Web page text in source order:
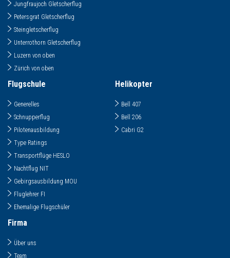
Jungfraujoch Gletscherflug
Petersgrat Gletscherflug
Steingletscherflug
Unterrothorn Gletscherflug
Luzern von oben
Zürich von oben
Flugschule
Generelles
Schnupperflug
Pilotenausbildung
Type Ratings
Transportflüge HESLO
Nachtflug NIT
Gebirgsausbildung MOU
Fluglehrer FI
Ehemalige Flugschüler
Helikopter
Bell 407
Bell 206
Cabri G2
Firma
Über uns
Team